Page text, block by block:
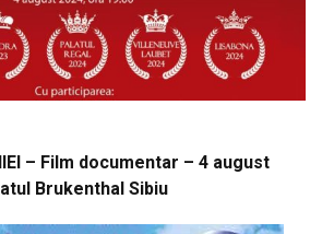
– Film documentar – 4 august
Brukenthal Sibiu